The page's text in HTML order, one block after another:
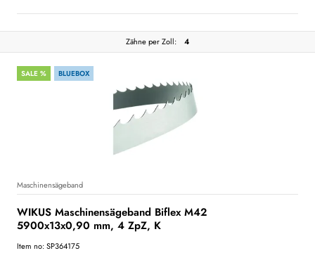
Zähne per Zoll: 4
SALE % BLUEBOX
Maschinensägeband
WIKUS Maschinensägeband Biflex M42
5900x13x0,90 mm, 4 ZpZ, K
Item no: SP364175